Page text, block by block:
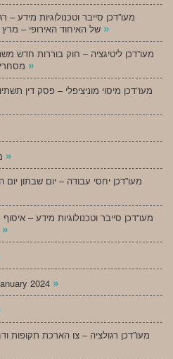
מעו”דכן סייבר וטכנולוגיות מידע –
»
מעו”דכן ליטיגציה – חוק בוררות חדש
»
מעו”דכן מיסוי מוניציפלי – פסק דין
»
מעו”דכן יחסי עבודה – יום שבתון
מעו”דכן סייבר וטכנולוגיות מידע –
»
2024 »